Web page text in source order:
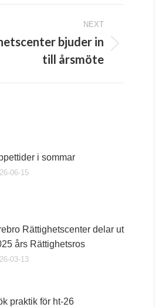
NEXT
bjuder in
till årsmöte
i sommar
06-15
Rättighetscenter delar ut
års Rättighetsros
03-13
praktik för ht-26